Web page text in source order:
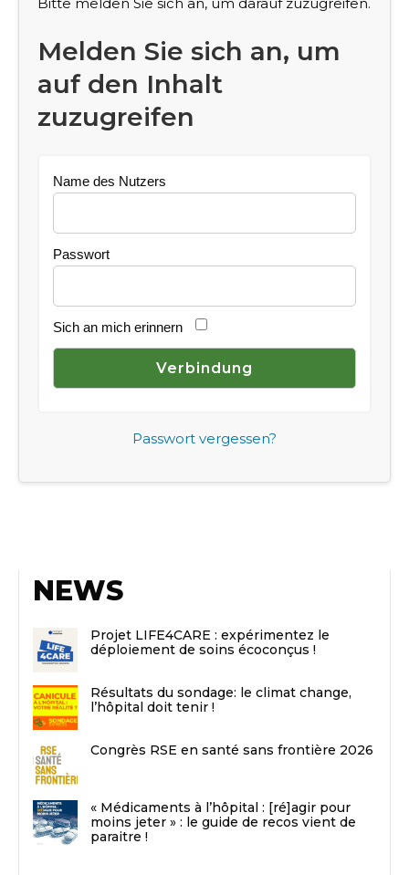
Melden Sie sich an, um
auf den Inhalt
zuzugreifen
Name des Nutzers
Passwort
Sich an mich erinnern
Passwort vergessen?
NEWS
Projet LIFE4CARE : expérimentez le
déploiement de soins écoconçus !
Résultats du sondage: le climat change,
l’hôpital doit tenir !
Congrès RSE en santé sans frontière 2026
« Médicaments à l’hôpital : [ré]agir pour
moins jeter » : le guide de recos vient de
paraitre !